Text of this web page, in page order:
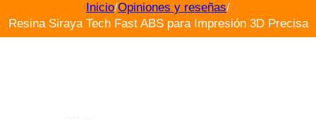
Inicio/Opiniones y reseñas/
Resina Siraya Tech Fast ABS para Impresión 3D Precisa